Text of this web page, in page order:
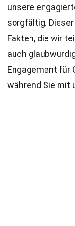
unsere
sorgfältig.
Fakten, die wir
auch
Engagement für
während Sie mit